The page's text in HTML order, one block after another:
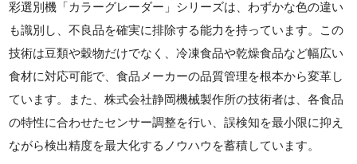
彩選別機「カラーグレーダー」シリーズは、わずかな色の違い
も識別し、不良品を確実に排除する能力を持っています。この
技術は豆類や穀物だけでなく、冷凍食品や乾燥食品など幅広い
食材に対応可能で、食品メーカーの品質管理を根本から変革し
ています。また、株式会社静岡機械製作所の技術者は、各食品
の特性に合わせたセンサー調整を行い、誤検知を最小限に抑え
ながら検出精度を最大化するノウハウを蓄積しています。